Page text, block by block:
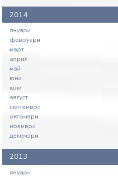
2014
януари
февруари
март
април
май
юни
юли
август
септември
октомври
ноември
декември
2013
януари